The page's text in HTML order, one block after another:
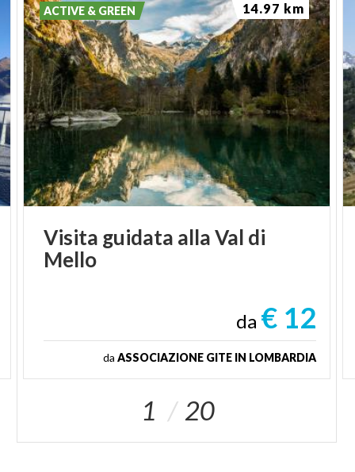
Visita guidata allaVal di
Mello
da € 12
da ASSOCIAZIONE GITE IN LOMBARDIA
ACTIVE & GREEN 14.97 km
1 20